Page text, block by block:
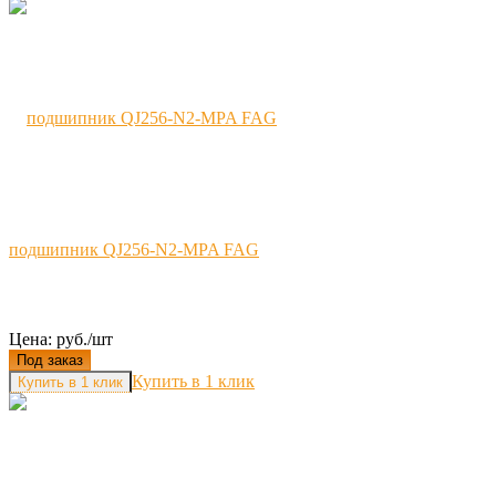
подшипник QJ256-N2-MPA FAG
Цена: руб./шт
Под заказ
Купить в 1 клик